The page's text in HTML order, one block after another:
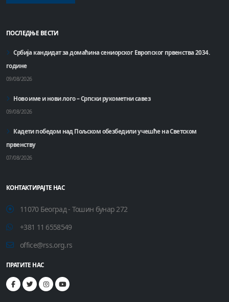
ПОСЛЕДЊЕ ВЕСТИ
Србија кандидат за домаћинa сениорског Европског првенства 2034.
године
09/08/2026
Ново име и нови лого – Српски рукометни савез
09/08/2026
Кадети победом над Пољском обезбедили учешће на Светском
првенству
07/08/2026
КОНТАКТИРАЈТЕ НАС
11070 Београд - Тошин бунар 272
+381 11 6558549
office@rss.org.rs
ПРАТИТЕ НАС